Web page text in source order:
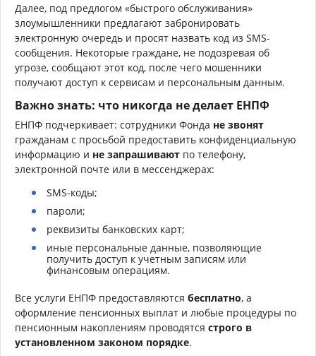
Далее, под предлогом «быстрого обслуживания»
злоумышленники предлагают забронировать
электронную очередь и просят назвать код из SMS-
сообщения. Некоторые граждане, не подозревая об
угрозе, сообщают этот код, после чего мошенники
получают доступ к сервисам и персональным данным.
Важно знать: что никогда не делает ЕНПФ
ЕНПФ подчеркивает: сотрудники Фонда не звонят
гражданам с просьбой предоставить конфиденциальную
информацию и не запрашивают по телефону,
электронной почте или в мессенджерах:
SMS-коды;
пароли;
реквизиты банковских карт;
иные персональные данные, позволяющие
получить доступ к учетным записям или
финансовым операциям.
Все услуги ЕНПФ предоставляются бесплатно, а
оформление пенсионных выплат и любые процедуры по
пенсионным накоплениям проводятся строго в
установленном законом порядке.